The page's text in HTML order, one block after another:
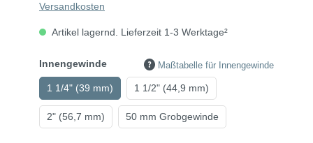
Versandkosten
Artikel lagernd. Lieferzeit 1-3 Werktage²
Innengewinde Maßtabelle für Innengewinde
1 1/4" (39 mm) 1 1/2" (44,9 mm)
2" (56,7 mm) 50 mm Grobgewinde